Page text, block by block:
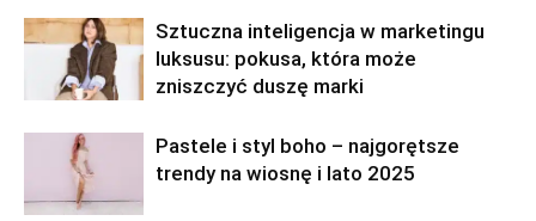
Sztuczna inteligencja w marketingu
luksusu: pokusa, która może
zniszczyć duszę marki
Pastele i styl boho – najgorętsze
trendy na wiosnę i lato 2025